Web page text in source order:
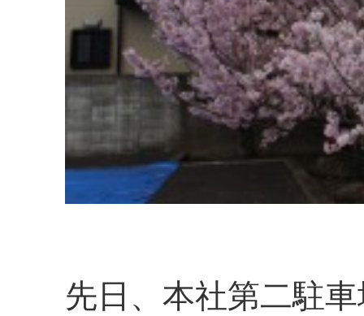
先日、本社第二駐